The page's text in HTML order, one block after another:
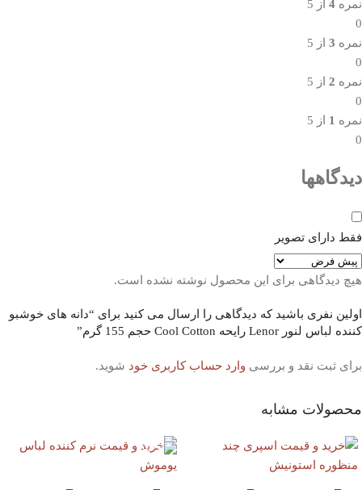
نمره 4 از 5
0
نمره 3 از 5
0
نمره 2 از 5
0
نمره 1 از 5
0
دیدگاهها
فقط دارای تصویر
هیچ دیدگاهی برای این محصول نوشته نشده است.
اولین نفری باشید که دیدگاهی را ارسال می کنید برای “دانه های خوشبو
کننده لباس لنور Lenor رایحه Cool Cotton حجم 155 گرم”
برای ثبت نقد و بررسی وارد حساب کاربری خود شوید.
محصولات مشابه